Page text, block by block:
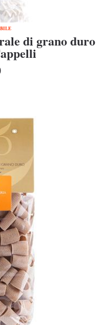
di grano duro